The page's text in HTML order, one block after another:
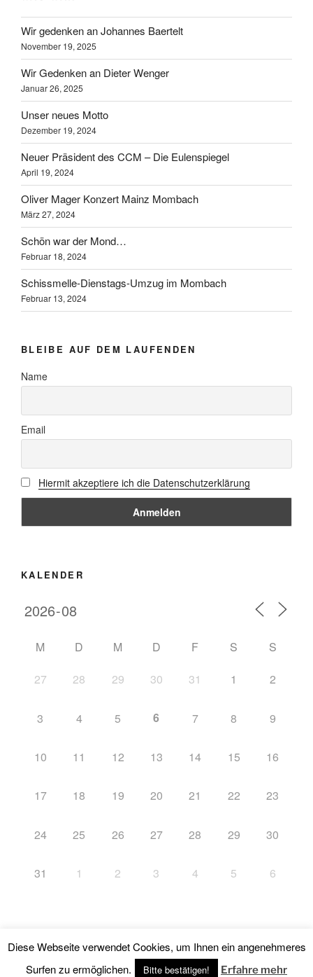
Wir gedenken an Johannes Baertelt
November 19, 2025
Wir Gedenken an Dieter Wenger
Januar 26, 2025
Unser neues Motto
Dezember 19, 2024
Neuer Präsident des CCM – Die Eulenspiegel
April 19, 2024
Oliver Mager Konzert Mainz Mombach
März 27, 2024
Schön war der Mond…
Februar 18, 2024
Schissmelle-Dienstags-Umzug im Mombach
Februar 13, 2024
BLEIBE AUF DEM LAUFENDEN
Name
Email
Hiermit akzeptiere ich die Datenschutzerklärung
KALENDER
M D M D F S
S
27
28 29 30 31 1 2
3 4 5 6 7 8 9
10 11 12 13 14 15 16
17 18 19 20 21 22 23
24 25 26 27 28 29 30
31 1 2 3 4 5 6
Impressum Stolz präsentiert von WordPress
Diese Webseite verwendet Cookies, um Ihnen ein angenehmeres
Surfen zu ermöglichen.
Bitte bestätigen! Erfahre mehr